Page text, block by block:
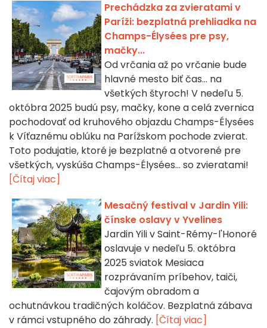
Prechádzka za zvieratami v
Paríži: bezplatná prehliadka na
Champs-Élysées pre psy,
mačky...
Od vrčania až po vrčanie bude
hlavné mesto biť čas... na
všetkých štyroch! V nedeľu 5.
októbra 2025 budú psy, mačky, kone a celá zvernica
pochodovať od kruhového objazdu Champs-Élysées
k Víťaznému oblúku na Parížskom pochode zvierat.
Toto podujatie, ktoré je bezplatné a otvorené pre
všetkých, vyskúša Champs-Élysées... so zvieratami!
[Čítaj viac]
Mesačný festival v Jardin Yili:
čínske oslavy v Yvelines
Jardin Yili v Saint-Rémy-l'Honoré
oslavuje v nedeľu 5. októbra
2025 sviatok Mesiaca
rozprávaním príbehov, taiči,
čajovým obradom a
ochutnávkou tradičných koláčov. Bezplatná zábava
v rámci vstupného do záhrady. [Čítaj viac]